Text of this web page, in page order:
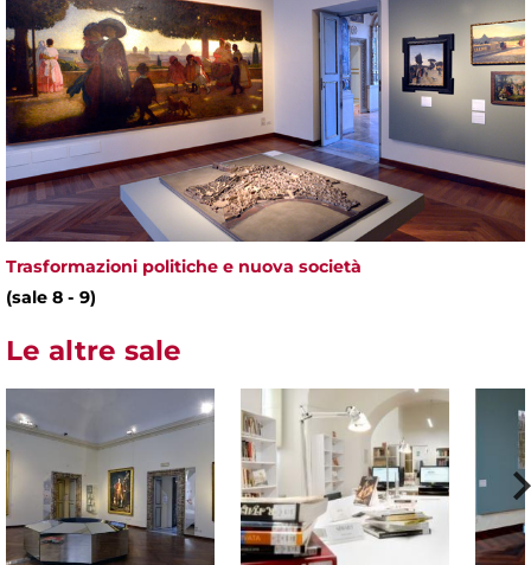
Trasformazioni politiche e nuova società
(sale 8 - 9)
Le altre sale